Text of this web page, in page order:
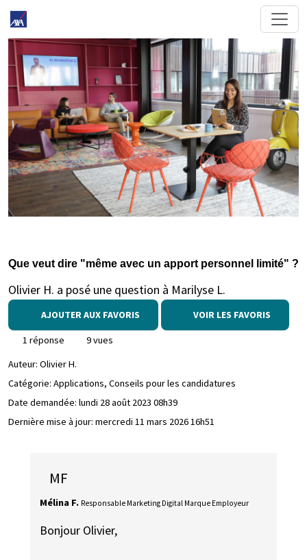
Que veut dire "même avec un apport personnel limité" ?
Olivier H. a posé une question à Marilyse L.
AJOUTER AUX FAVORIS VOIR LES FAVORIS
1 réponse
9 vues
Auteur: Olivier H.
Catégorie: Applications, Conseils pour les candidatures
Date demandée: lundi 28 août 2023 08h39
Dernière mise à jour: mercredi 11 mars 2026 16h51
MF
Mélina F. Responsable Marketing Digital Marque Employeur
Bonjour Olivier,